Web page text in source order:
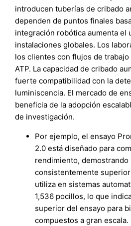
introducen tuberías de cribado
dependen de puntos finales
integración robótica aumenta el
instalaciones globales. Los
los clientes con flujos de trabajo
ATP. La capacidad de cribado
fuerte compatibilidad con la
luminiscencia. El mercado de
beneficia de la adopción
de investigación.
Por ejemplo, el ensayo
2.0 está diseñado para
rendimiento, demostrando
consistentemente
utiliza en sistemas
1,536 pocillos, lo que
superior del ensayo para
compuestos a gran escala.